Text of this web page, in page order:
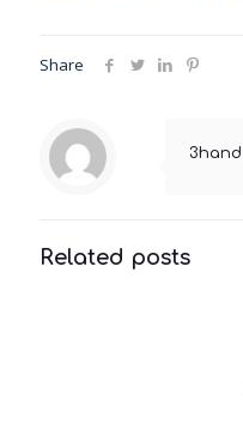
Share
3hand
Related posts